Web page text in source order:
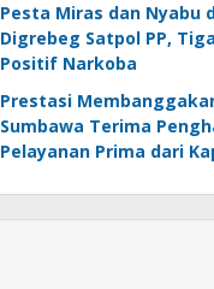
Pesta Miras dan Nyabu
Digrebeg Satpol PP,
Positif Narkoba
Prestasi
Sumbawa Terima
Pelayanan Prima dari